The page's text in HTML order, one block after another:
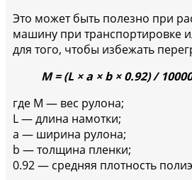
Это может быть полезно при
машину при транспортировке
для того, чтобы избежать
M = (L × a × b × 0.92) /
где М — вес рулона;
L — длина намотки;
a — ширина рулона;
b — толщина пленки;
0.92 — средняя плотность